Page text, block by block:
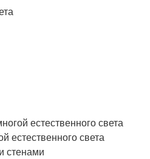
естественного света
естественного света
стенами